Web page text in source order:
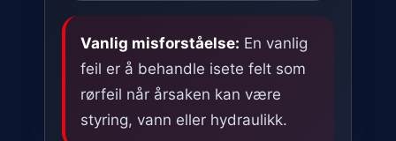
Vanlig misforståelse: En vanlig
feil er å behandle isete felt som
rørfeil når årsaken kan være
styring, vann eller hydraulikk.